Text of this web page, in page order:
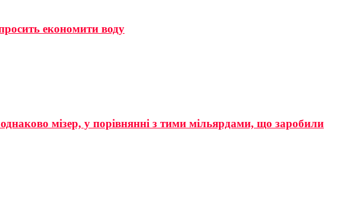
економити воду
мізер, у порівнянні з тими мільярдами, що заробили